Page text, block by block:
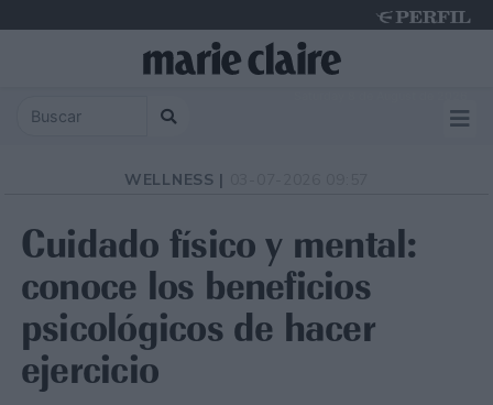
WELLNESS |
Cuidado físico y mental:
conoce los beneficios
psicológicos de hacer
ejercicio